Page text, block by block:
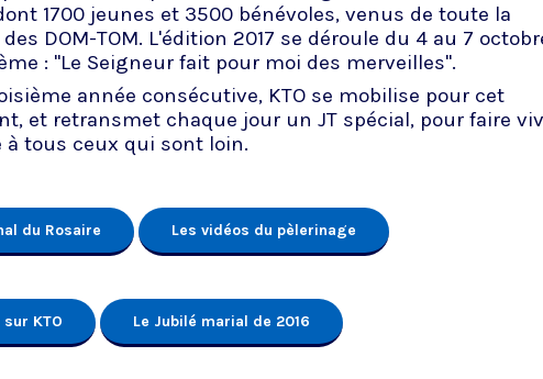
1700 jeunes et 3500 bénévoles, venus de toute la
DOM-TOM. L'édition 2017 se déroule du 4 au 7
: "Le Seigneur fait pour moi des merveilles".
année consécutive, KTO se mobilise pour cet
et retransmet chaque jour un JT spécial, pour faire
à tous ceux qui sont loin.
du Rosaire Les vidéos du pèlerinage
KTO Le Jubilé marial de 2016